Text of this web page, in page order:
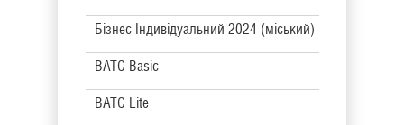
Бізнес Індивідуальний 2024 (міський)
BATC Basic
BATC Lite